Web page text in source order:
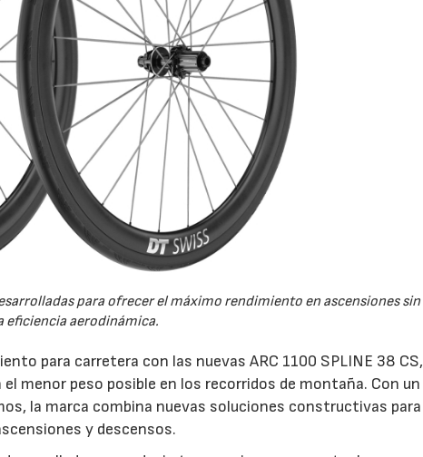
para ofrecer el máximo rendimiento en ascensiones sin
eficiencia aerodinámica.
para carretera con las nuevas ARC 1100 SPLINE 38 CS,
menor peso posible en los recorridos de montaña. Con un
la marca combina nuevas soluciones constructivas para
y descensos.